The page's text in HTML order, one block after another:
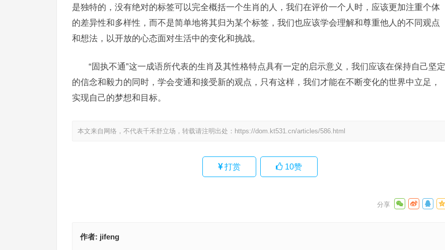
是独特的，没有绝对的标签可以完全概括一个生肖的人，我们在评价一个人时，应该更加注重个体
的差异性和多样性，而不是简单地将其归为某个标签，我们也应该学会理解和尊重他人的不同观点
和想法，以开放的心态面对生活中的变化和挑战。
“固执不通”这一成语所代表的生肖及其性格特点具有一定的启示意义，我们应该在保持自己坚定
的信念和毅力的同时，学会变通和接受新的观点，只有这样，我们才能在不断变化的世界中立足，
实现自己的梦想和目标。
本文来自网络，不代表千禾舒立场，转载请注明出处： https://dom.kt531.cn/articles/586.html
打赏 10赞
作者: jifeng